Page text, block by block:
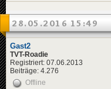
28.05.2016 15:49
Gast2
TVT-Roadie
Registriert: 07.06.2013
Beiträge: 4.276
Offline